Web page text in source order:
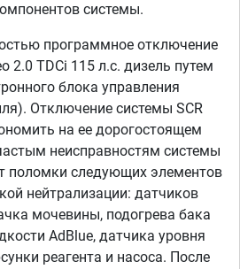
системы.
программное отключение
2.0 TDCi 115 л.с. дизель путем
блока управления
Отключение системы SCR
на ее дорогостоящем
неисправностям системы
поломки следующих элементов
нейтрализации: датчиков
мочевины, подогрева бака
AdBlue, датчика уровня
реагента и насоса. После